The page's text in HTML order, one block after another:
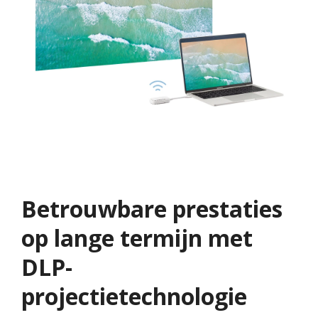
Betrouwbare prestaties
op lange termijn met
DLP-
projectietechnologie​